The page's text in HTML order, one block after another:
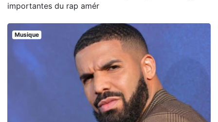
importantes du rap amér
Musique